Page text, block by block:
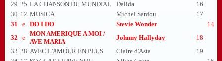
29 25 LA CHANSON DU MUNDIAL Dalida
16
30 12 MUSICA Michel Sardou
17
31
e DO I DO Stevie Wonder
14
32
e
MON AMERIQUE A MOI /
AVE MARIA
Johnny Hallyday
18
33 28 AVEC L'AMOUR EN PLUS Claire d'Asta
19